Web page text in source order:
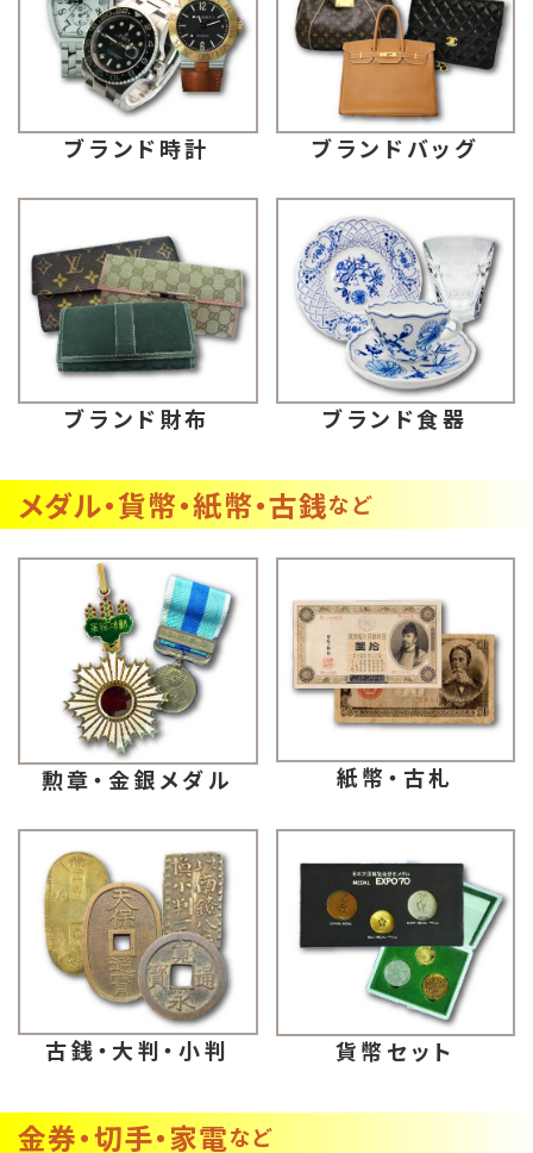
ブランド時計 ブランドバッグ
ブランド財布 ブランド食器
メダル・貨幣・紙幣・古銭など
勲章・金銀メダル 紙幣・古札
古銭・大判・小判 貨幣セット
金券・切手・家電など